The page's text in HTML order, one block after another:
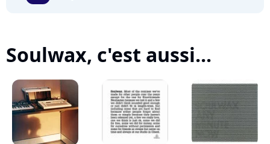
Soulwax, c'est aussi...